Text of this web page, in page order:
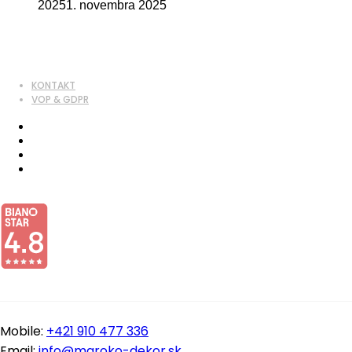
20251. novembra 2025
KONTAKT
VOP & GDPR
Mobile: +421 910 477 336